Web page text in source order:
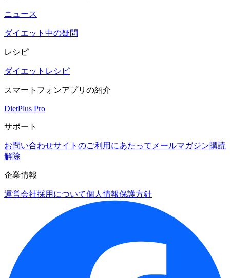
ニュース
ダイエット中の疑問
レシピ
ダイエットレシピ
スマートフォンアプリの紹介
DietPlus Pro
サポート
お問い合わせサイトのご利用にあたって メールマガジン購読
解除
企業情報
運営会社採用について個人情報保護方針